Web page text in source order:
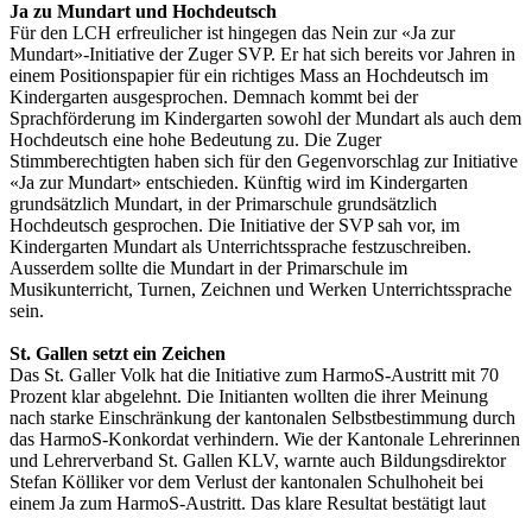
Ja zu Mundart und Hochdeutsch
Für den LCH erfreulicher ist hingegen das Nein zur «Ja zur
Mundart»-Initiative der Zuger SVP. Er hat sich bereits vor Jahren in
einem Positionspapier für ein richtiges Mass an Hochdeutsch im
Kindergarten ausgesprochen. Demnach kommt bei der
Sprachförderung im Kindergarten sowohl der Mundart als auch dem
Hochdeutsch eine hohe Bedeutung zu. Die Zuger
Stimmberechtigten haben sich für den Gegenvorschlag zur Initiative
«Ja zur Mundart» entschieden. Künftig wird im Kindergarten
grundsätzlich Mundart, in der Primarschule grundsätzlich
Hochdeutsch gesprochen. Die Initiative der SVP sah vor, im
Kindergarten Mundart als Unterrichtssprache festzuschreiben.
Ausserdem sollte die Mundart in der Primarschule im
Musikunterricht, Turnen, Zeichnen und Werken Unterrichtssprache
sein.
St. Gallen setzt ein Zeichen
Das St. Galler Volk hat die Initiative zum HarmoS-Austritt mit 70
Prozent klar abgelehnt. Die Initianten wollten die ihrer Meinung
nach starke Einschränkung der kantonalen Selbstbestimmung durch
das HarmoS-Konkordat verhindern. Wie der Kantonale Lehrerinnen
und Lehrerverband St. Gallen KLV, warnte auch Bildungsdirektor
Stefan Kölliker vor dem Verlust der kantonalen Schulhoheit bei
einem Ja zum HarmoS-Austritt. Das klare Resultat bestätigt laut